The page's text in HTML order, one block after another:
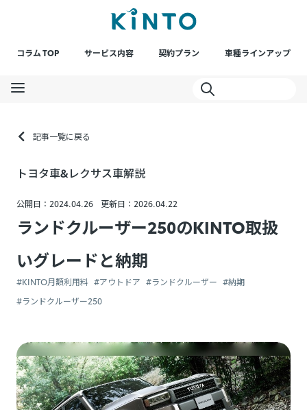
コラム TOP サービス内容 契約プラン 車種ラインアップ
記事一覧に戻る
トヨタ車&レクサス車解説
公開日：2024.04.26 更新日：2026.04.22
ランドクルーザー250のKINTO取扱
いグレードと納期
#KINTO月額利用料 #アウトドア #ランドクルーザー #納期
#ランドクルーザー250